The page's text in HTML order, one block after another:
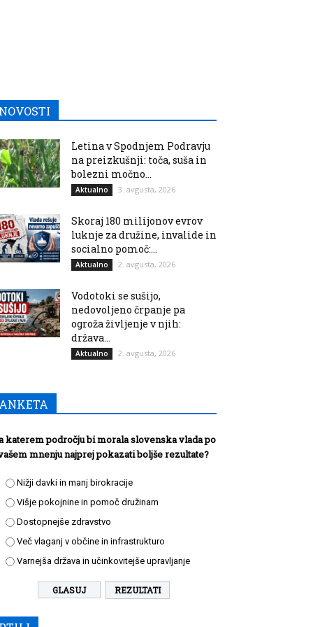
Letina v Spodnjem Podravju
na preizkušnji: toča, suša in
bolezni močno...
Aktualno 3. avgusta, 2026
Skoraj 180 milijonov evrov
luknje za družine, invalide in
socialno pomoč:...
Aktualno 2. avgusta, 2026
Vodotoki se sušijo,
nedovoljeno črpanje pa
ogroža življenje v njih:
država...
Aktualno 2. avgusta, 2026
katerem področju bi morala slovenska vlada po
mnenju najprej pokazati boljše rezultate?
Nižji davki in manj birokracije
Višje pokojnine in pomoč družinam
Dostopnejše zdravstvo
Več vlaganj v občine in infrastrukturo
Varnejša država in učinkovitejše upravljanje
REZULTATI